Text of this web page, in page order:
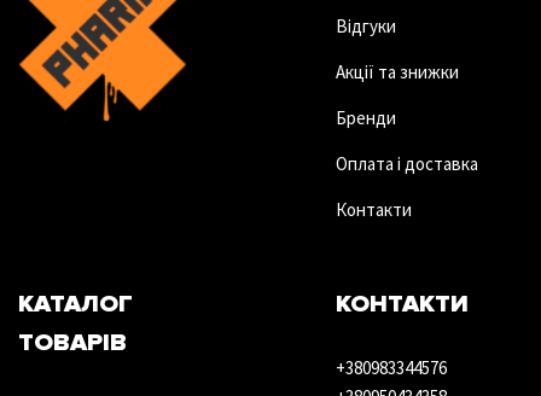
Відгуки
Акції та знижки
Бренди
Оплата і доставка
Контакти
КАТАЛОГ
ТОВАРІВ
КОНТАКТИ
+380983344576